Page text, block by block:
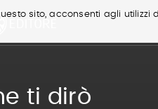
sito, acconsenti agli
ti dirò